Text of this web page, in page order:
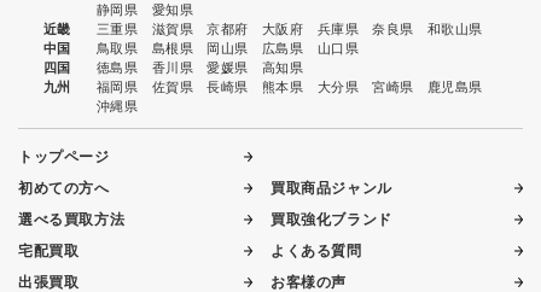
静岡県
愛知県
近畿
三重県 滋賀県 京都府 大阪府 兵庫県 奈良県
和歌山県
中国
鳥取県 島根県 岡山県 広島県
山口県
四国
徳島県 香川県 愛媛県
高知県
九州
福岡県 佐賀県 長崎県 熊本県 大分県 宮崎県
鹿児島県
沖縄県
トップページ
初めての方へ
選べる買取方法
宅配買取
出張買取
買取商品ジャンル
買取強化ブランド
よくある質問
お客様の声